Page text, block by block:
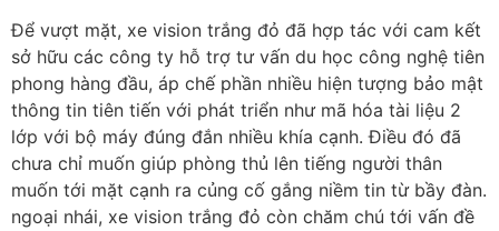
Để vượt mặt, xe vision trắng đỏ đã hợp tác với cam kết
sở hữu các công ty hỗ trợ tư vấn du học công nghệ tiên
phong hàng đầu, áp chế phần nhiều hiện tượng bảo mật
thông tin tiên tiến với phát triển như mã hóa tài liệu 2
lớp với bộ máy đúng đắn nhiều khía cạnh. Điều đó đã
chưa chỉ muốn giúp phòng thủ lên tiếng người thân
muốn tới mặt cạnh ra củng cố gắng niềm tin từ bầy đàn.
ngoại nhái, xe vision trắng đỏ còn chăm chú tới vấn đề